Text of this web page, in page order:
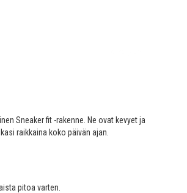
Sneaker fit -rakenne. Ne ovat kevyet ja
raikkaina koko päivän ajan.
pitoa varten.